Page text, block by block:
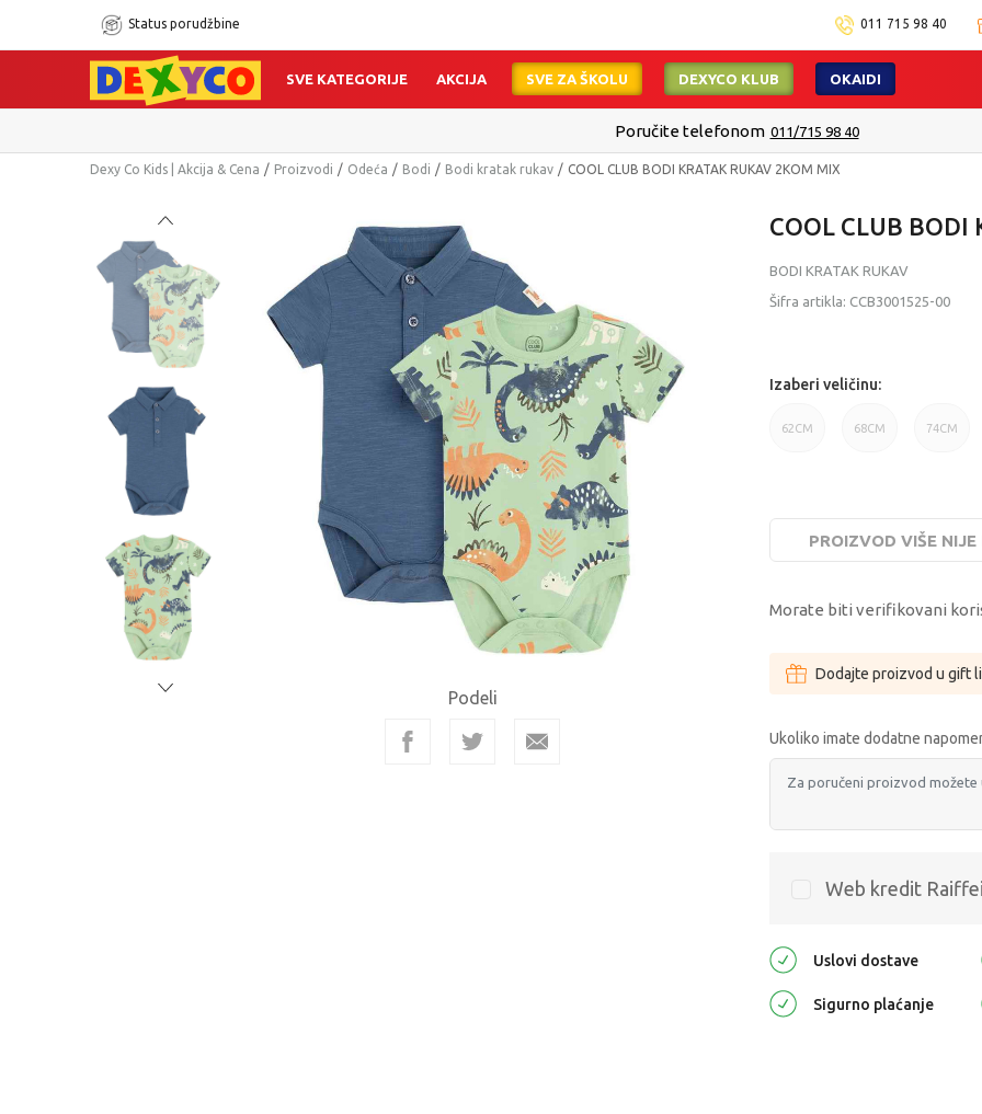
Status porudžbine 011 715 98 40
SVE KATEGORIJE AKCIJA SVE ZA ŠKOLU DEXYCO KLUB OKAIDI
Poručite telefonom 011/715 98 40
Dexy Co Kids | Akcija & Cena Proizvodi Odeća Bodi Bodi kratak rukav COOL CLUB BODI KRATAK RUKAV 2KOM MIX
Podeli
COOL CLUB BODI
BODI KRATAK RUKAV
Šifra artikla: CCB3001525-00
Izaberi veličinu:
62CM 68CM 74CM
PROIZVOD VIŠE NIJE
Morate biti verifikovani
Dodajte proizvod u gift
Ukoliko imate dodatne
Web kredit
Uslovi dostave
Sigurno plaćanje